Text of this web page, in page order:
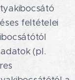
feltételei
(pl.